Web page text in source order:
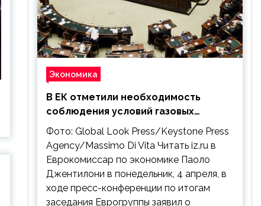
Экономика
В ЕК отметили необходимость
соблюдения условий газовых
контрактов с РФ
Фото: Global Look Press/Keystone Press
Agency/Massimo Di Vita Читать iz.ru в
Еврокомиссар по экономике Паоло
Джентилони в понедельник, 4 апреля, в
ходе пресс-конференции по итогам
заседания Еврогруппы заявил о